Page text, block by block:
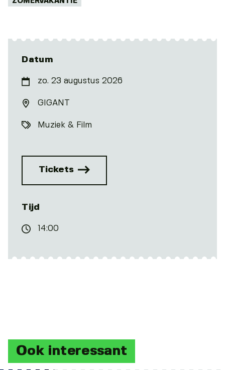
Datum
zo. 23 augustus 2026
GIGANT
Muziek & Film
Tickets
Tijd
14:00
Ook interessant